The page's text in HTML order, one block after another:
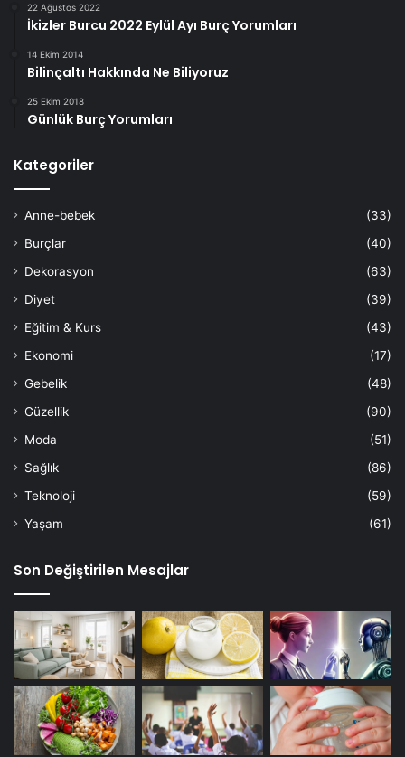
22 Ağustos 2022
İkizler Burcu 2022 Eylül Ayı Burç Yorumları
14 Ekim 2014
Bilinçaltı Hakkında Ne Biliyoruz
25 Ekim 2018
Günlük Burç Yorumları
Kategoriler
Anne-bebek
(33)
Burçlar
(40)
Dekorasyon
(63)
Diyet
(39)
Eğitim & Kurs
(43)
Ekonomi
(17)
Gebelik
(48)
Güzellik
(90)
Moda
(51)
Sağlık
(86)
Teknoloji
(59)
Yaşam
(61)
Son Değiştirilen Mesajlar